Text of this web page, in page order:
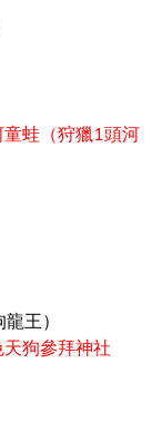
蛙（狩獵1頭河
王）
狗參拜神社